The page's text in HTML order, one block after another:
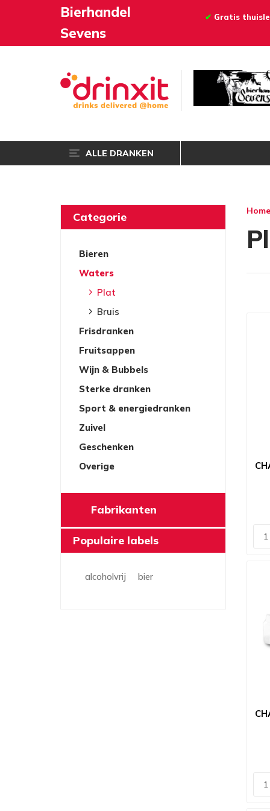
Bierhandel
Sevens
✔ Gratis
ALLE DRANKEN
Categorie
Bieren
Waters
Plat
Bruis
Frisdranken
Fruitsappen
Wijn & Bubbels
Sterke dranken
Sport & energiedranken
Zuivel
Geschenken
Overige
Fabrikanten
Populaire labels
alcoholvrij bier
Home